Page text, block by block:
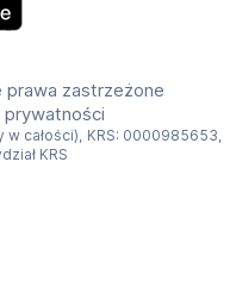
prawa zastrzeżone
w całości), KRS: 0000985653,
KRS